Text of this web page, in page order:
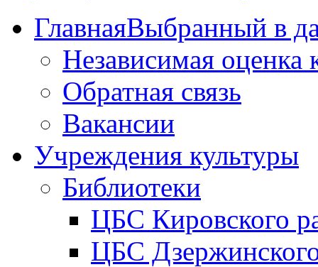
ГлавнаяВыбранный в
Независимая оценка
Обратная связь
Вакансии
Учреждения культуры
Библиотеки
ЦБС Кировского
ЦБС